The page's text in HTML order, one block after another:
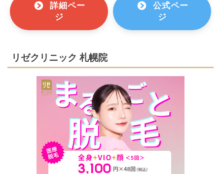
詳細ペー
ジ
公式ペー
ジ
リゼクリニック 札幌院